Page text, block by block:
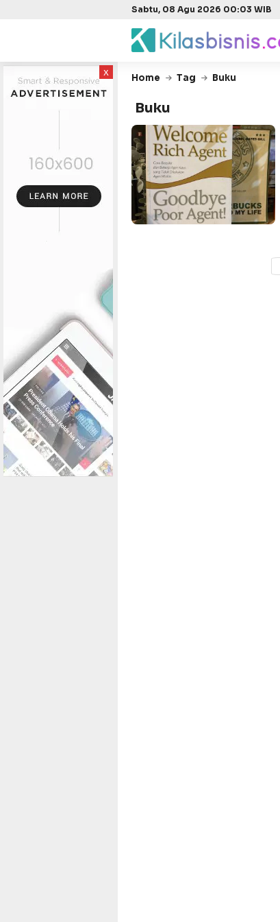
Sabtu, 08 Agu 2026 00:03 WIB
x Home Tag Buku
Buku